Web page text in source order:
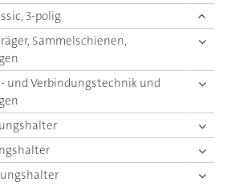
3-polig
Sammelschienen,
und Verbindungstechnik und